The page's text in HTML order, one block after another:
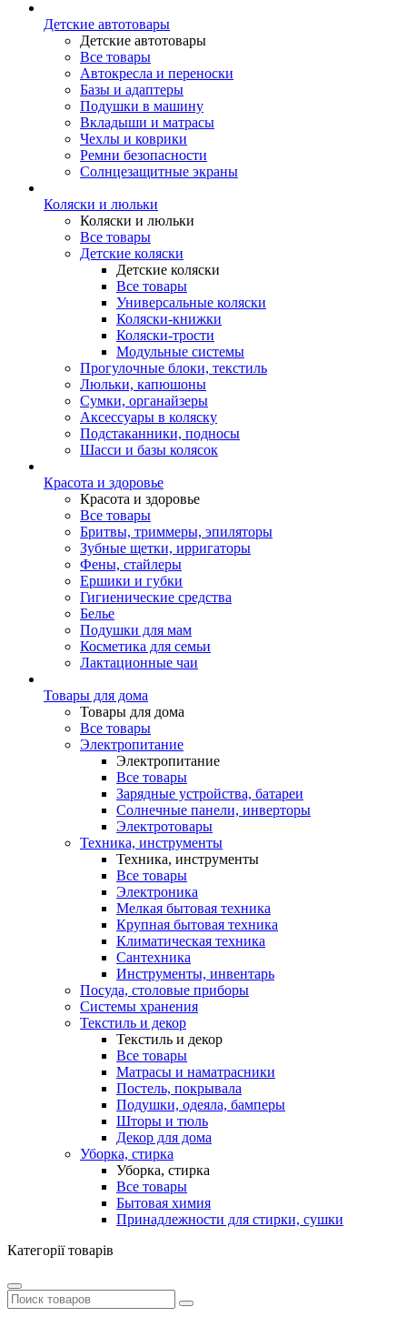
Детские автотовары
Детские автотовары
Все товары
Автокресла и переноски
Базы и адаптеры
Подушки в машину
Вкладыши и матрасы
Чехлы и коврики
Ремни безопасности
Солнцезащитные экраны
Коляски и люльки
Коляски и люльки
Все товары
Детские коляски
Детские коляски
Все товары
Универсальные коляски
Коляски-книжки
Коляски-трости
Модульные системы
Прогулочные блоки, текстиль
Люльки, капюшоны
Сумки, органайзеры
Аксессуары в коляску
Подстаканники, подносы
Шасси и базы колясок
Красота и здоровье
Красота и здоровье
Все товары
Бритвы, триммеры, эпиляторы
Зубные щетки, ирригаторы
Фены, стайлеры
Ершики и губки
Гигиенические средства
Белье
Подушки для мам
Косметика для семьи
Лактационные чаи
Товары для дома
Товары для дома
Все товары
Электропитание
Электропитание
Все товары
Зарядные устройства, батареи
Солнечные панели, инверторы
Электротовары
Техника, инструменты
Техника, инструменты
Все товары
Электроника
Мелкая бытовая техника
Крупная бытовая техника
Климатическая техника
Сантехника
Инструменты, инвентарь
Посуда, столовые приборы
Системы хранения
Текстиль и декор
Текстиль и декор
Все товары
Матрасы и наматрасники
Постель, покрывала
Подушки, одеяла, бамперы
Шторы и тюль
Декор для дома
Уборка, стирка
Уборка, стирка
Все товары
Бытовая химия
Принадлежности для стирки, сушки
Категорії товарів